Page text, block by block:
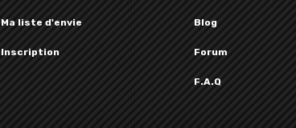
Ma liste d'envie
Inscription
Blog
Forum
F.A.Q